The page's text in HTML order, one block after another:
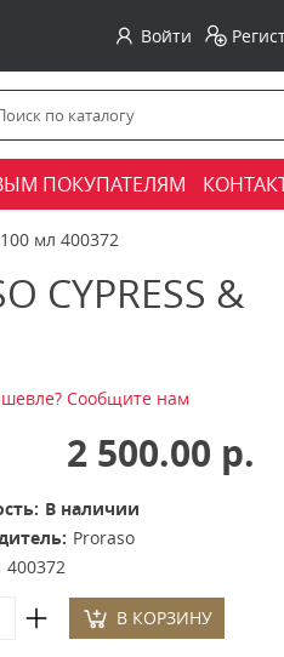
Войти
ПОКУПАТЕЛЯМ
мл 400372
&
Сообщите нам
2 500.00 р.
В наличии
Proraso
400372
В КОРЗИНУ